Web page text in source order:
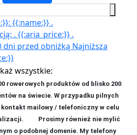
{{:name:}} .
. {{:aria_price:}} .
dni przed obniżką Najniższa
wszystkie:
rowerowych produktów od blisko 200
na świecie. W przypadku pilnych
mailowy / telefoniczny w celu
Prosimy również nie mylić
o podobnej domenie. My telefony